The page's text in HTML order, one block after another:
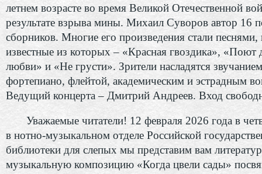
летнем возрасте во время Великой Отечественной
результате взрыва мины. Михаил Суворов автор 16
сборников. Многие его произведения стали песнями,
известные из которых – «Красная гвоздика», «Поют
любви» и «Не грусти». Зрители насладятся звучанием
фортепиано, флейтой, академическим и эстрадным
Ведущий концерта – Дмитрий Андреев. Вход
Уважаемые читатели! 12 февраля 2026 года в
в нотно-музыкальном отделе Российской
библиотеки для слепых мы представим вам
музыкальную композицию «Когда цвели сады»